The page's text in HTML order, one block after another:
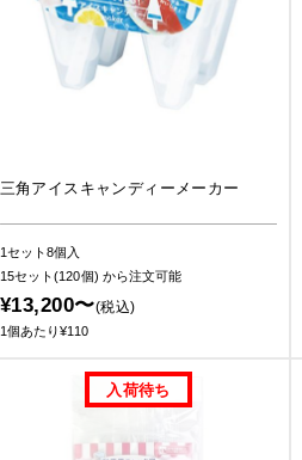
三角アイスキャンディーメーカー
1セット8個入
15セット(120個) から注文可能
¥13,200〜(税込)
1個あたり¥110